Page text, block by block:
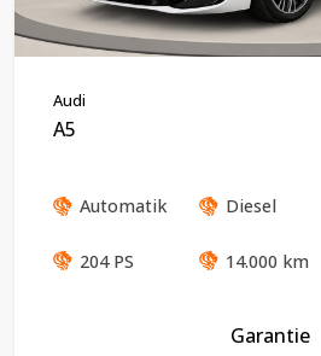
Audi
A5
Automatik Diesel
204PS 14.000 km
Garantie